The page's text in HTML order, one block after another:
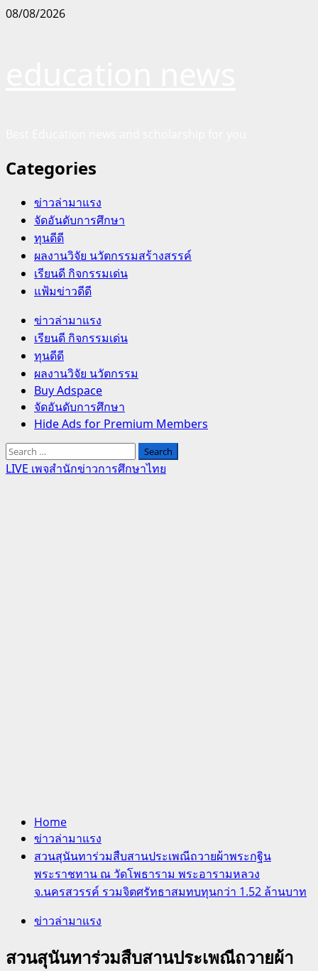
Skip
08/08/2026
Categories
ข่าวล่ามาแรง
จัดอันดับการศึกษา
ทุนดีดี
ผลงานวิจัย นวัตกรรมสร้างสรรค์
เรียนดี กิจกรรมเด่น
แฟ้มข่าวดีดี
Primary
Menu
ข่าวล่ามาแรง
เรียนดี กิจกรรมเด่น
ทุนดีดี
ผลงานวิจัย นวัตกรรม
Buy Adspace
จัดอันดับการศึกษา
Hide Ads for Premium Members
Search
for:
LIVE เพจสำนักข่าวการศึกษาไทย
Home
ข่าวล่ามาแรง
สวนสุนันทาร่วมสืบสานประเพณีถวายผ้าพระกฐิน
พระราชทาน ณ วัดโพธาราม พระอารามหลวง
จ.นครสวรรค์ รวมจิตศรัทธาสมทบทุนกว่า 1.52 ล้านบาท
ข่าวล่ามาแรง
สวนสุนันทาร่วมสืบสานประเพณีถวายผ้า